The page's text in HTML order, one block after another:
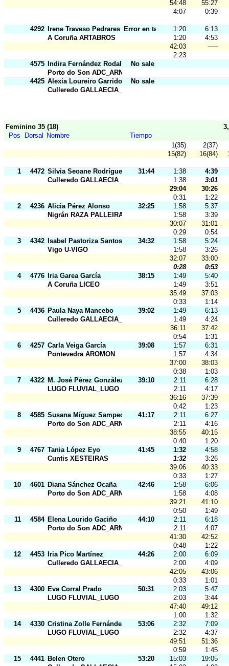
54:48
55:27
4:07
0:39
4292 Irene Traveso Pedrares Error en tarj. 1:20
6:13
A Coruña ARTABROS
1:20
4:53
42:03
-----
2:23
4575
Indira Fernández Rodal
No sale
Porto do Son ADC_ARNELA
4425 Alexia Loureiro Garrido
No sale
Culleredo GALLAECIA_RAID
Feminino 35 (18)
Pos
Dorsal Nombre
Tiempo
1(35)
2(37)
15(82)
16(84)
1 4472 Silvia Seoane Rodríguez 31:44 1:38
4:39
Culleredo GALLAECIA_RAID
1:38
3:01
29:04
30:26
0:31
1:22
2
4236 Alicia Pérez Alonso 32:25 1:58
5:37
Nigrán RAZA PALLEIRA
1:58
3:39
30:07
31:01
0:29
0:54
3
4342 Isabel Pastoriza Santos 34:32 1:58
5:24
Vigo U-VIGO
1:58
3:26
32:07
33:00
0:28
0:53
4
4776 Iria Garea García 38:15 1:49
5:40
A Coruña LICEO
1:49
3:51
35:49
37:03
0:33
1:14
5
4436 Paula Naya Mancebo 39:02 1:49
6:13
Culleredo GALLAECIA_RAID
1:49
4:24
36:11
37:42
0:54
1:31
6
4257 Carla Veiga García 39:08 1:57
6:31
Pontevedra AROMON
1:57
4:34
37:00
38:03
0:38
1:03
7
4322 M. José Pérez González 39:10 2:11
6:28
LUGO FLUVIAL_LUGO
2:11
4:17
36:16
37:39
0:42
1:23
8
4585 Susana Míguez Sampedro 41:17 2:11
6:27
Porto do Son ADC_ARNELA
2:11
4:16
38:55
40:15
0:40
1:20
9
4767 Tania López Eyo 41:45 1:32
4:58
Cuntis XESTEIRAS
1:32
3:26
39:06
40:33
0:33
1:27
10
4601 Diana Sánchez Ocaña 42:46 1:58
6:06
Porto do Son ADC_ARNELA
1:58
4:08
39:21
41:10
0:50
1:49
11
4584 Elena Lourido Gaciño 44:10 2:11
6:18
Porto do Son ADC_ARNELA
2:11
4:07
41:30
42:52
0:48
1:22
12
4453 Iria Pico Martínez 44:26 2:00
6:09
Culleredo GALLAECIA_RAID
2:00
4:09
42:05
43:06
0:33
1:01
13
4300 Eva Corral Prado 50:31 2:03
5:47
LUGO FLUVIAL_LUGO
2:03
3:44
47:40
49:12
1:00
1:32
14
4330 Cristina Zolle Fernández 53:06 2:32
7:09
LUGO FLUVIAL_LUGO
2:32
4:37
49:51
51:36
0:59
1:45
15
4441 Belen Otero 53:20 15:03
19:05